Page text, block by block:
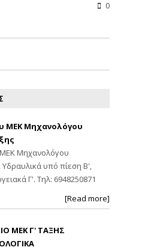
0
ΜΕΚ Μηχανολόγου
ΜΕΚ Μηχανολόγου
υπό πίεση Β',
Γ'. Τηλ: 6948250871
[Read more]
ΜΕΚ Γ' ΤΑΞΗΣ